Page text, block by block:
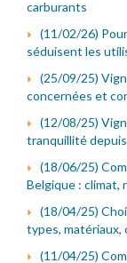
carburants
(11/02/26)
séduisent les
(25/09/25)
concernées et
(12/08/25)
tranquillité
(18/06/25)
Belgique : climat,
(18/04/25)
types, matériaux,
(11/04/25)